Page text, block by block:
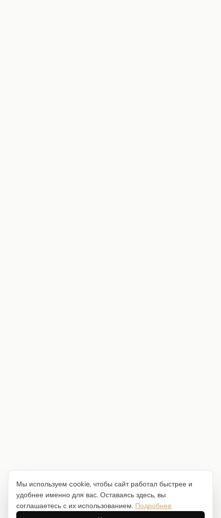
Мы используем cookie, чтобы сайт работал быстрее и
удобнее именно для вас. Оставаясь здесь, вы
соглашаетесь с их использованием. Подробнее